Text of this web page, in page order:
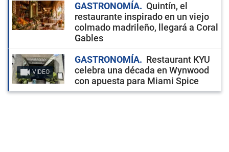
GASTRONOMÍA
Quintín, el
restaurante inspirado en un viejo
colmado madrileño, llegará a Coral
Gables
VIDEO
GASTRONOMÍA
Restaurant KYU
celebra una década en Wynwood
con apuesta para Miami Spice